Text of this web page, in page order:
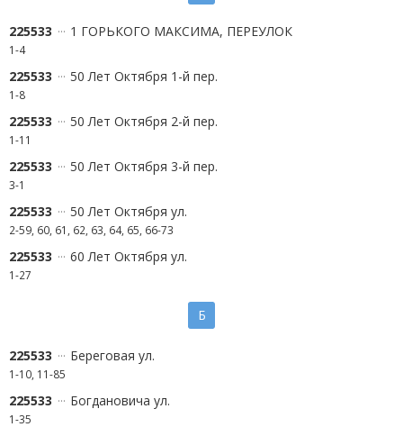
225533 1 ГОРЬКОГО МАКСИМА, ПЕРЕУЛОК
1-4
225533 50 Лет Октября 1-й пер.
1-8
225533 50 Лет Октября 2-й пер.
1-11
225533 50 Лет Октября 3-й пер.
3-1
225533 50 Лет Октября ул.
2-59, 60, 61, 62, 63, 64, 65, 66-73
225533 60 Лет Октября ул.
1-27
Б
225533 Береговая ул.
1-10, 11-85
225533 Богдановича ул.
1-35